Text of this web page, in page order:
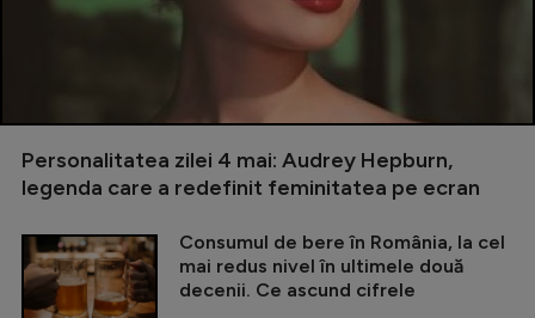
Personalitatea zilei 4 mai: Audrey Hepburn,
legenda care a redefinit feminitatea pe ecran
Consumul de bere în România, la cel
mai redus nivel în ultimele două
decenii. Ce ascund cifrele